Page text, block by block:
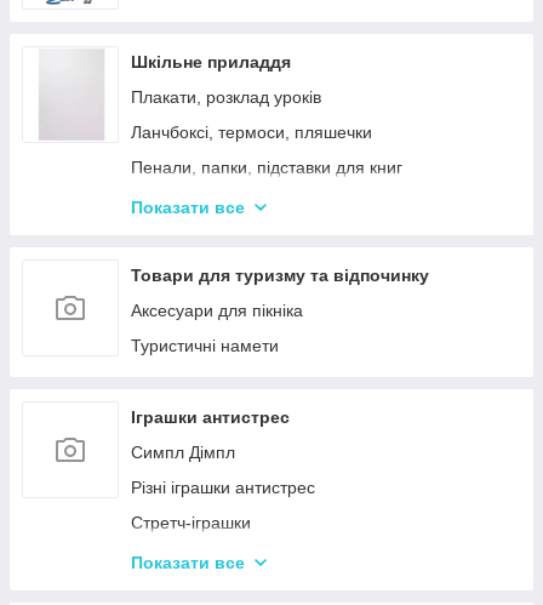
Шкільне приладдя
Плакати, розклад уроків
Ланчбоксі, термоси, пляшечки
Пенали, папки, підставки для книг
Фарбі, пензлики, альбоми
Зошити, блокноти, щоденники, обкладинки
Наклейки, стікери, закладки
Кольоровий папір, картон, клей
Циркулі, лінійки, трафарети
Художні аксесуари та інструменти
Показати все
Товари для туризму та відпочинку
Аксесуари для пікніка
Туристичні намети
Іграшки антистрес
Симпл Дімпл
Різні іграшки антистрес
Стретч-іграшки
Іграшки Pop it
Показати все